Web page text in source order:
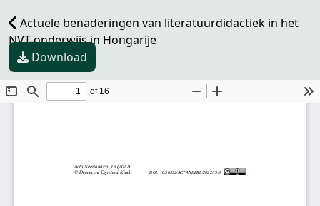
Actuele benaderingen van literatuurdidactiek in het
NVT-onderwijs in Hongarije
Download